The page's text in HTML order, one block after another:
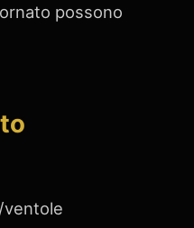
possono
ventole